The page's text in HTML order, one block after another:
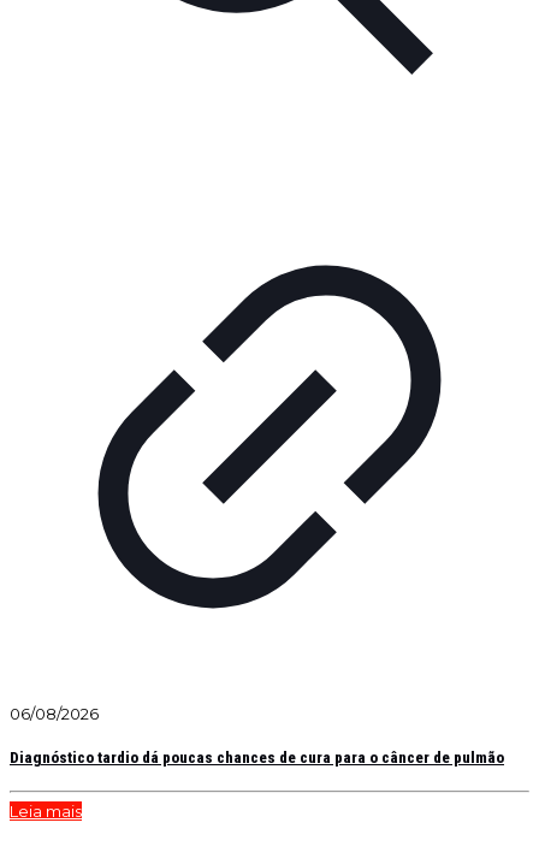
06/08/2026
Diagnóstico tardio dá poucas chances de cura para o câncer de pulmão
Leia mais